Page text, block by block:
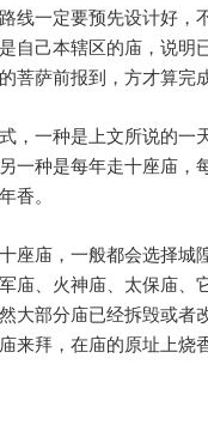
线一定要预先设计好，
自己本辖区的庙，说明
菩萨前报到，方才算完
，一种是上文所说的一
一种是每年走十座庙，
香。
座庙，一般都会选择城
庙、火神庙、太保庙、
大部分庙已经拆毁或者
来拜，在庙的原址上烧香